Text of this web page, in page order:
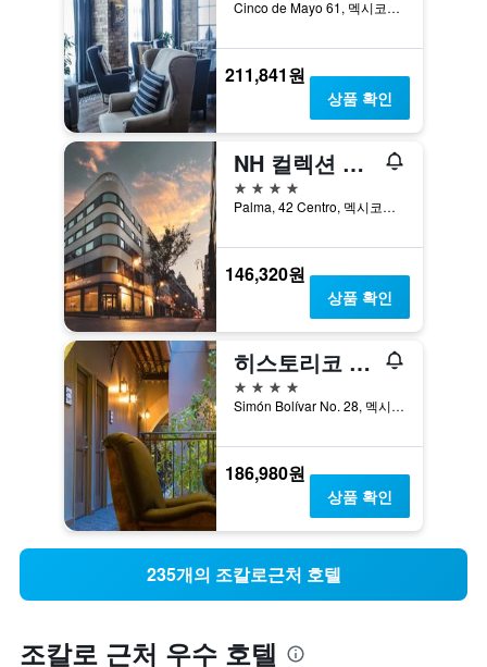
Cinco de Mayo 61, 멕시코시티, 디스트리토 페데랄, 멕시코
211,841원
상품 확인
NH 컬렉션 멕시코 시티 센트로 이스토리코
4성급
Palma, 42 Centro, 멕시코시티, 디스트리토 페데랄, 멕시코
146,320원
상품 확인
히스토리코 센트럴 호텔
4성급
Simón Bolívar No. 28, 멕시코시티, 디스트리토 페데랄, 멕시코
186,980원
상품 확인
235개의 조칼로근처 호텔
조칼로 근처 우수 호텔